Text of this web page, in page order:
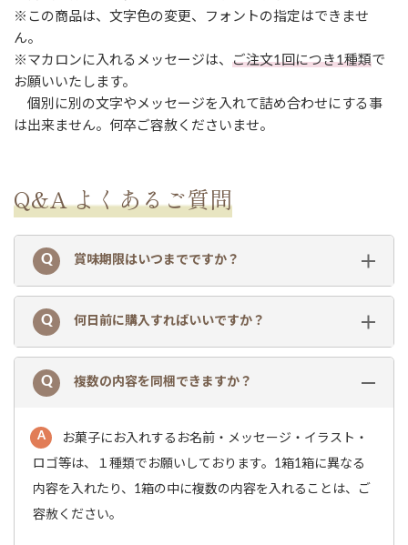
※この商品は、文字色の変更、フォントの指定はできませ
ん。
※マカロンに入れるメッセージは、 ご注文1回につき1種類で
お願いいたします。
個別に別の文字やメッセージを入れて詰め合わせにする事
は出来ません。何卒ご容赦くださいませ。
Q&A よくあるご質問
賞味期限はいつまでですか？
何日前に購入すればいいですか？
複数の内容を同梱できますか？
お菓子にお入れするお名前・メッセージ・イラスト・
ロゴ等は、１種類でお願いしております。1箱1箱に異なる
内容を入れたり、1箱の中に複数の内容を入れることは、ご
容赦ください。